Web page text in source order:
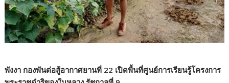
พังงา กองพันต่อสู้อากาศยานที่ 22 เปิดพื้นที่ศูนย์การเรียนรู้โครงการ